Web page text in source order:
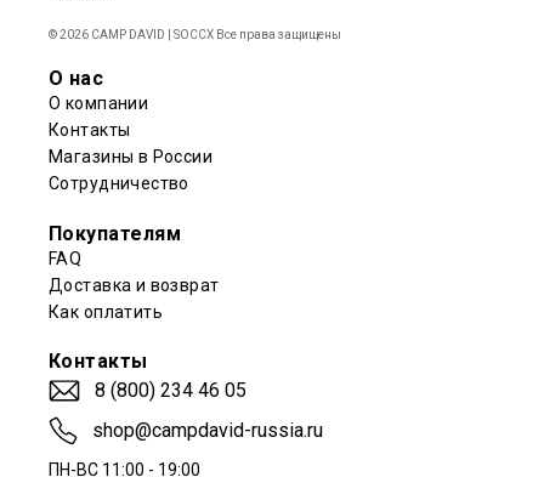
© 2026 CAMP DAVID | SOCCX Все права защищены
О нас
О компании
Контакты
Магазины в России
Сотрудничество
Покупателям
FAQ
Доставка и возврат
Как оплатить
Контакты
8 (800) 234 46 05
shop@campdavid-russia.ru
ПН-ВС 11:00 - 19:00